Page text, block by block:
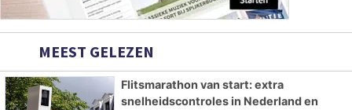
MEEST GELEZEN
Flitsmarathon van start: extra
snelheidscontroles in Nederland en